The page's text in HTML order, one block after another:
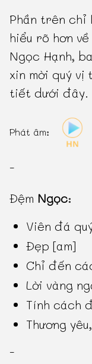
Phần trên chỉ
hiểu rõ hơn
Ngọc Hạnh,
xin mời quý
tiết dưới đây.
Phát âm:
-
Đệm Ngọc:
Viên đá
Đẹp [am]
Chỉ đến
Lời vàng
Tính cách
Thương
-